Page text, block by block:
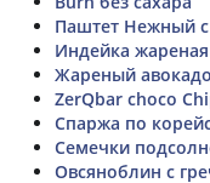
Паштет Нежный
Индейка
Жареный авокадо
ZerQbar choco
Спаржа по
Семечки
Овсяноблин с